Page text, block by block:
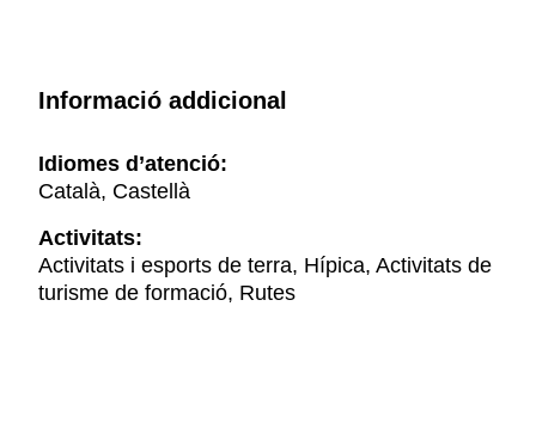
Informació addicional
Idiomes d’atenció:
Català, Castellà
Activitats:
Activitats i esports de terra, Hípica, Activitats de
turisme de formació, Rutes